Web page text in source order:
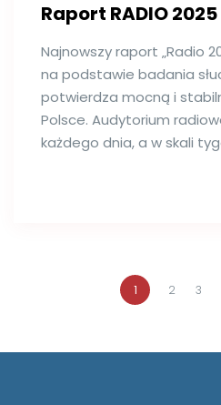
Raport RADIO 2025
Najnowszy raport „Radio
na podstawie badania
potwierdza mocną i
Polsce. Audytorium
każdego dnia, a w skali
1 2 3